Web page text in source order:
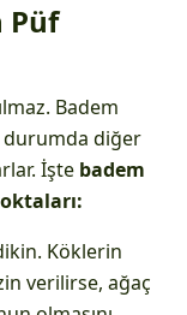
Püf
Badem
durumda diğer
İşte badem
Köklerin
verilirse, ağaç